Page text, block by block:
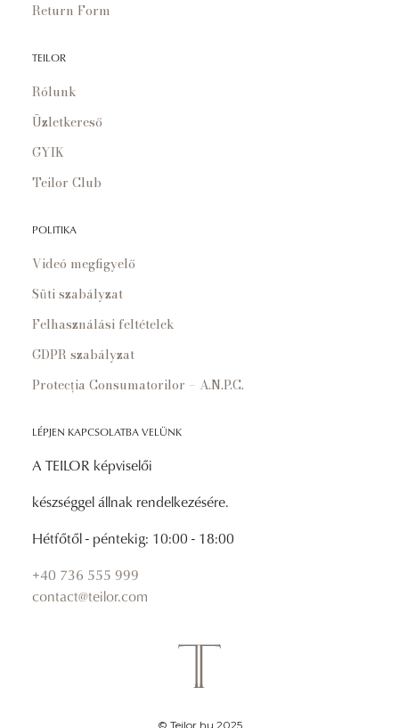
Return Form
TEILOR
Rólunk
Üzletkereső
GYIK
Teilor Club
POLITIKA
Videó megfigyelő
Süti szabályzat
Felhasználási feltételek
GDPR szabályzat
Protecția Consumatorilor – A.N.P.C.
LÉPJEN KAPCSOLATBA VELÜNK
A TEILOR képviselői
készséggel állnak rendelkezésére.
Hétfőtől - péntekig: 10:00 - 18:00
+40 736 555 999
contact@teilor.com
© Teilor.hu 2025